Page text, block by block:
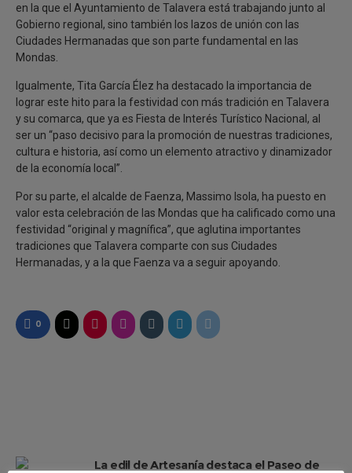
en la que el Ayuntamiento de Talavera está trabajando junto al
Gobierno regional, sino también los lazos de unión con las
Ciudades Hermanadas que son parte fundamental en las
Mondas.
Igualmente, Tita García Élez ha destacado la importancia de
lograr este hito para la festividad con más tradición en Talavera
y su comarca, que ya es Fiesta de Interés Turístico Nacional, al
ser un “paso decisivo para la promoción de nuestras tradiciones,
cultura e historia, así como un elemento atractivo y dinamizador
de la economía local”.
Por su parte, el alcalde de Faenza, Massimo Isola, ha puesto en
valor esta celebración de las Mondas que ha calificado como una
festividad “original y magnífica”, que aglutina importantes
tradiciones que Talavera comparte con sus Ciudades
Hermanadas, y a la que Faenza va a seguir apoyando.
0
La edil de Artesanía destaca el Paseo de